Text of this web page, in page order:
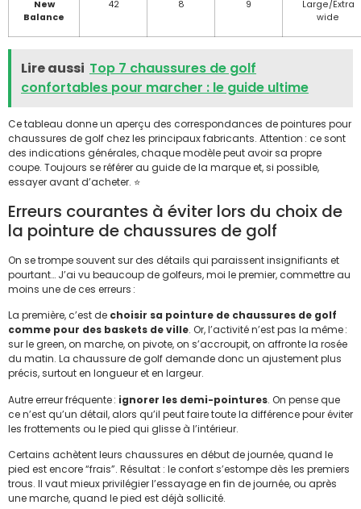
New
Balance
42 8 9
Large/Extra
wide
Lire aussi Top 7 chaussures de golf
confortables pour marcher : le guide ultime
Ce tableau donne un aperçu des correspondances de pointures pour
chaussures de golf chez les principaux fabricants. Attention : ce sont
des indications générales, chaque modèle peut avoir sa propre
coupe. Toujours se référer au guide de la marque et, si possible,
essayer avant d’acheter. ⭐
Erreurs courantes à éviter lors du choix de
la pointure de chaussures de golf
On se trompe souvent sur des détails qui paraissent insignifiants et
pourtant… J’ai vu beaucoup de golfeurs, moi le premier, commettre au
moins une de ces erreurs :
La première, c’est de choisir sa pointure de chaussures de golf
comme pour des baskets de ville. Or, l’activité n’est pas la même :
sur le green, on marche, on pivote, on s’accroupit, on affronte la rosée
du matin. La chaussure de golf demande donc un ajustement plus
précis, surtout en longueur et en largeur.
Autre erreur fréquente : ignorer les demi-pointures. On pense que
ce n’est qu’un détail, alors qu’il peut faire toute la différence pour éviter
les frottements ou le pied qui glisse à l’intérieur.
Certains achètent leurs chaussures en début de journée, quand le
pied est encore “frais”. Résultat : le confort s’estompe dès les premiers
trous. Il vaut mieux privilégier l’essayage en fin de journée, ou après
une marche, quand le pied est déjà sollicité.